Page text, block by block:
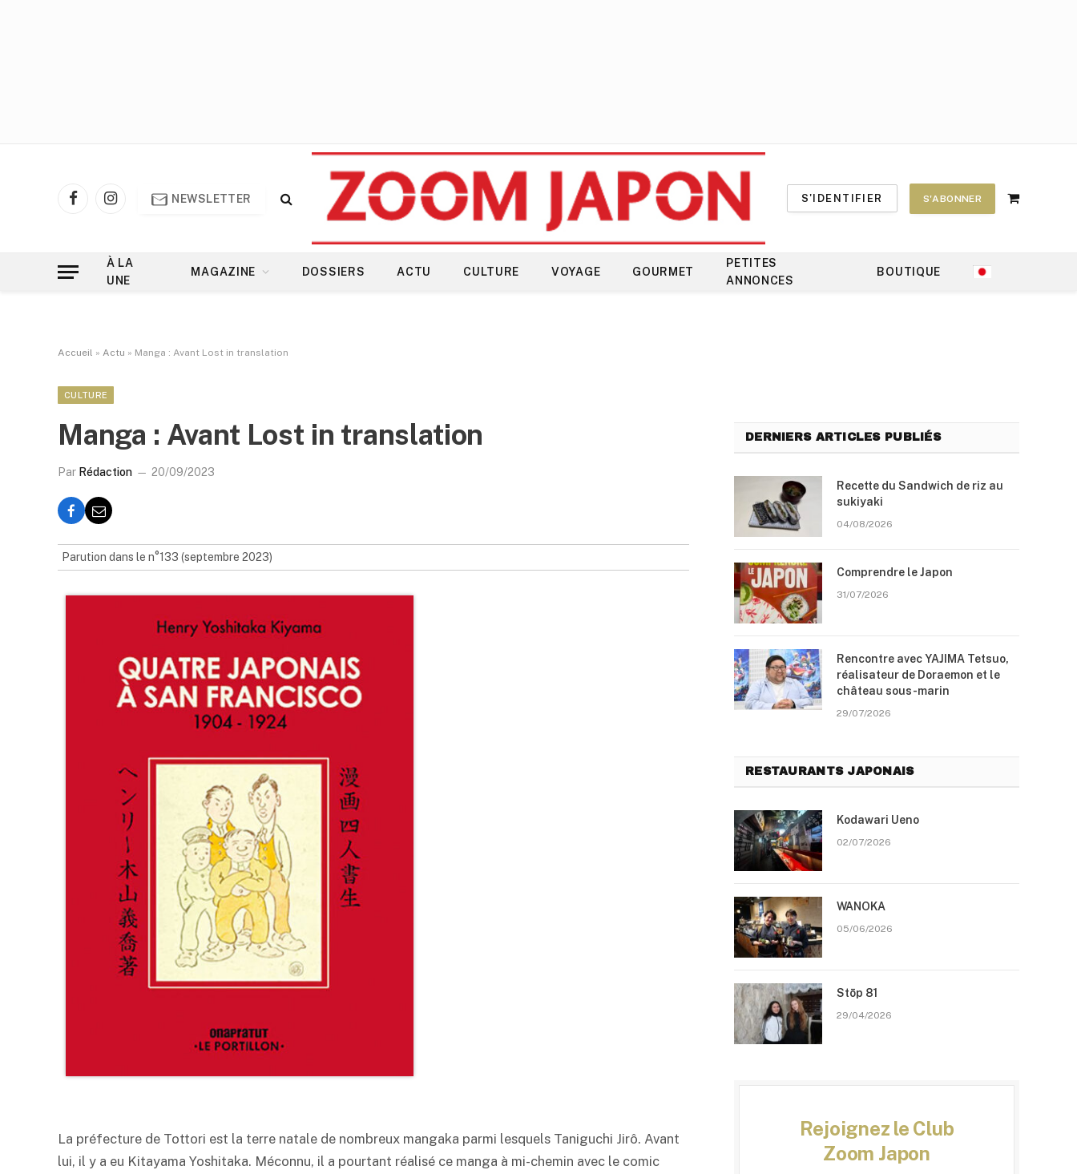
FacebookInstagram
NEWSLETTER S'IDENTIFIER S'ABONNER
Shopping
À LA
UNE
MAGAZINE DOSSIERS ACTU CULTURE VOYAGE GOURMET
PETITES
ANNONCES
BOUTIQUE
Accueil » Actu » Manga : Avant Lost in translation
CULTURE
Manga : Avant Lost in translation
Par Rédaction 20/09/2023
Parution dans le n°133 (septembre 2023)
La préfecture de Tottori est la terre natale de nombreux mangaka parmi lesquels Taniguchi Jirô. Avant
lui, il y a eu Kitayama Yoshitaka. Méconnu, il a pourtant réalisé ce manga à mi-chemin avec le comic
DERNIERS ARTICLES PUBLIÉS
Recette du Sandwich de riz au
sukiyaki
04/08/2026
Comprendre le Japon
31/07/2026
Rencontre avec YAJIMA Tetsuo,
réalisateur de Doraemon et le
château sous-marin
29/07/2026
RESTAURANTS JAPONAIS
Kodawari Ueno
02/07/2026
WANOKA
05/06/2026
Stōp 81
29/04/2026
Rejoignez le Club
Zoom Japon